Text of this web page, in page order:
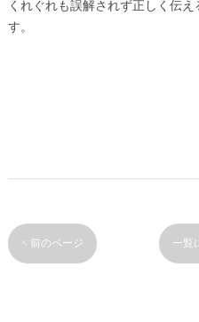
くれぐれも誤解されず正しく伝
す。
< 前のページ 一覧